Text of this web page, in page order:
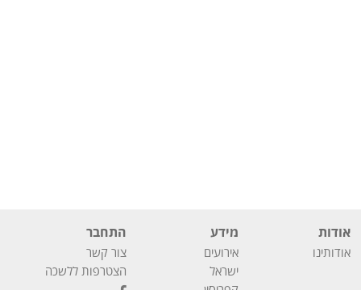
אודות
אודותינו
מידע
אירועים
ישראל
התחבר
צור קשר
הצטרפות ללשכה